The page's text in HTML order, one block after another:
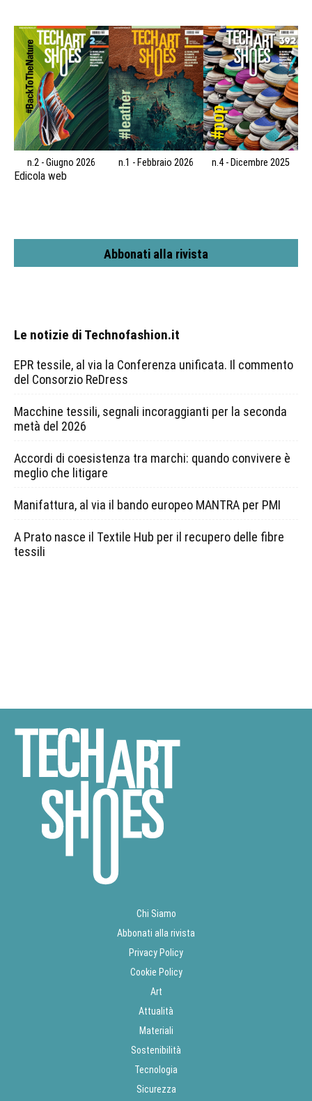
n.2 - Giugno 2026 n.1 - Febbraio 2026 n.4 - Dicembre 2025
Edicola web
Abbonati alla rivista
Le notizie di Technofashion.it
EPR tessile, al via la Conferenza unificata. Il commento
del Consorzio ReDress
Macchine tessili, segnali incoraggianti per la seconda
metà del 2026
Accordi di coesistenza tra marchi: quando convivere è
meglio che litigare
Manifattura, al via il bando europeo MANTRA per PMI
A Prato nasce il Textile Hub per il recupero delle fibre
tessili
Chi Siamo
Abbonati alla rivista
Privacy Policy
Cookie Policy
Art
Attualità
Materiali
Sostenibilità
Tecnologia
Sicurezza